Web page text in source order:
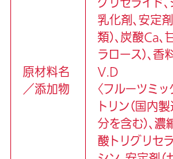
原材料名
／添加物
乳化剤、安定
類）、炭酸Ca
ラロース）、香
V.D
〈フルーツミ
トリン（国内
分を含む）、
酸トリグリセ